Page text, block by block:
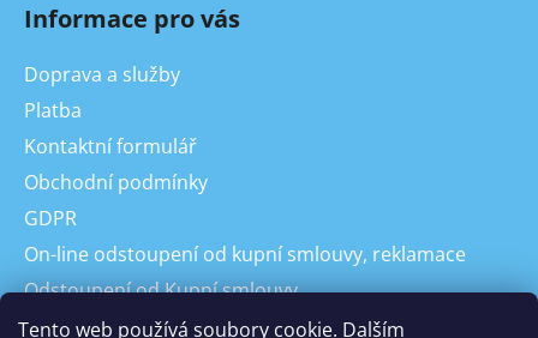
Tento web používá soubory cookie. Dalším
Informace pro vás
Doprava a služby
Platba
Kontaktní formulář
Obchodní podmínky
GDPR
On-line odstoupení od kupní smlouvy, reklamace
Odstoupení od Kupní smlouvy
Reklamace